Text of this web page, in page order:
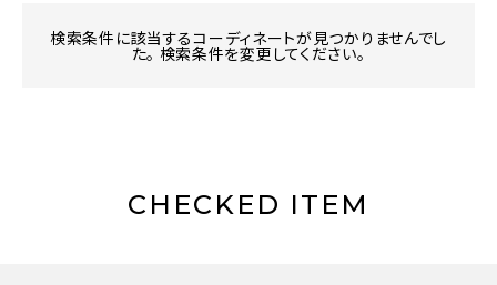
検索条件に該当するコーディネートが見つかりませんでし
た。 検索条件を変更してください。
CHECKED ITEM